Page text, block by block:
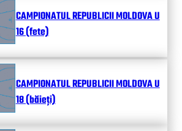
CAMPIONATUL REPUBLICII MOLDOVA U
16 (fete)
CAMPIONATUL REPUBLICII MOLDOVA U
18 (băieți)